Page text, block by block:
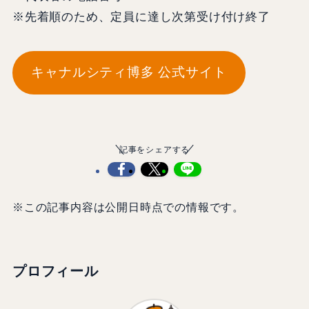
※先着順のため、定員に達し次第受け付け終了
キャナルシティ博多 公式サイト
記事をシェアする
※この記事内容は公開日時点での情報です。
プロフィール